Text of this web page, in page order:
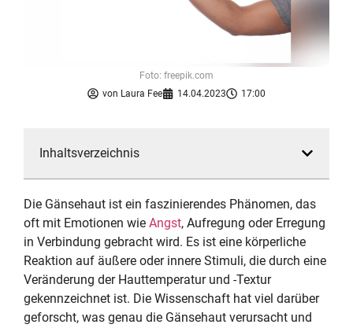
von Laura Fee 14.04.2023 17:00
Foto: freepik.com
Inhaltsverzeichnis
Die Gänsehaut ist ein faszinierendes Phänomen, das
oft mit Emotionen wie Angst, Aufregung oder Erregung
in Verbindung gebracht wird. Es ist eine körperliche
Reaktion auf äußere oder innere Stimuli, die durch eine
Veränderung der Hauttemperatur und -Textur
gekennzeichnet ist. Die Wissenschaft hat viel darüber
geforscht, was genau die Gänsehaut verursacht und